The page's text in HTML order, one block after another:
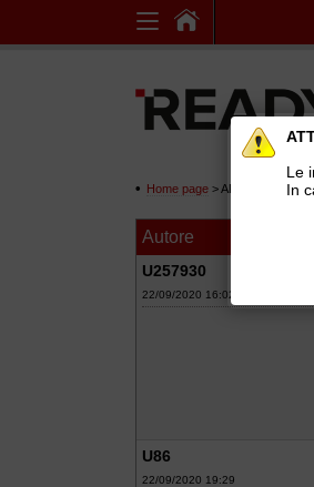
Home page > AREE DI
Autore
U257930
22/09/2020 16:02
U86
22/09/2020 19:29
Le
In